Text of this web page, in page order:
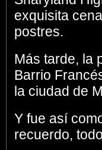
exquisita
postres.
Más tarde, la
Barrio
la ciudad de
Y fue así
recuerdo,